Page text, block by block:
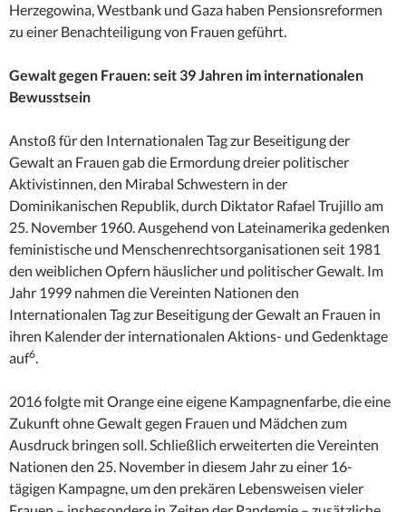
Herzegowina, Westbank und Gaza haben Pensionsreformen
zu einer Benachteiligung von Frauen geführt.
Gewalt gegen Frauen: seit 39 Jahren im internationalen
Bewusstsein
Anstoß für den Internationalen Tag zur Beseitigung der
Gewalt an Frauen gab die Ermordung dreier politischer
Aktivistinnen, den Mirabal Schwestern in der
Dominikanischen Republik, durch Diktator Rafael Trujillo am
25. November 1960. Ausgehend von Lateinamerika gedenken
feministische und Menschenrechtsorganisationen seit 1981
den weiblichen Opfern häuslicher und politischer Gewalt. Im
Jahr 1999 nahmen die Vereinten Nationen den
Internationalen Tag zur Beseitigung der Gewalt an Frauen in
ihren Kalender der internationalen Aktions- und Gedenktage
auf6.
2016 folgte mit Orange eine eigene Kampagnenfarbe, die eine
Zukunft ohne Gewalt gegen Frauen und Mädchen zum
Ausdruck bringen soll. Schließlich erweiterten die Vereinten
Nationen den 25. November in diesem Jahr zu einer 16-
tägigen Kampagne, um den prekären Lebensweisen vieler